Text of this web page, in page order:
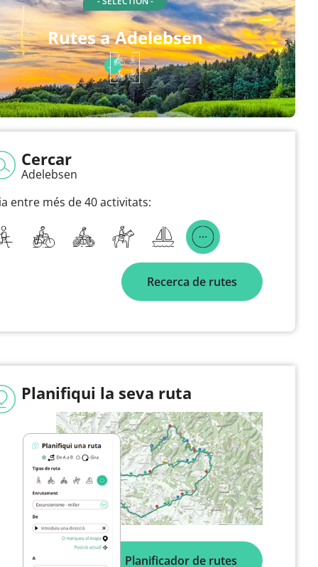
Rutes a Adelebsen
Cercar
Adelebsen
entre més de 40 activitats:
Recerca de rutes
Planifiqui la seva ruta
Planificador de rutes